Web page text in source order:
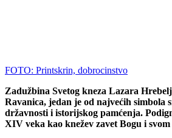
FOTO: Printskrin, dobrocinstvo
Zadužbina Svetog kneza Lazara
Ravanica, jedan je od najvećih simbola
državnosti i istorijskog pamćenja.
XIV veka kao knežev zavet Bogu i